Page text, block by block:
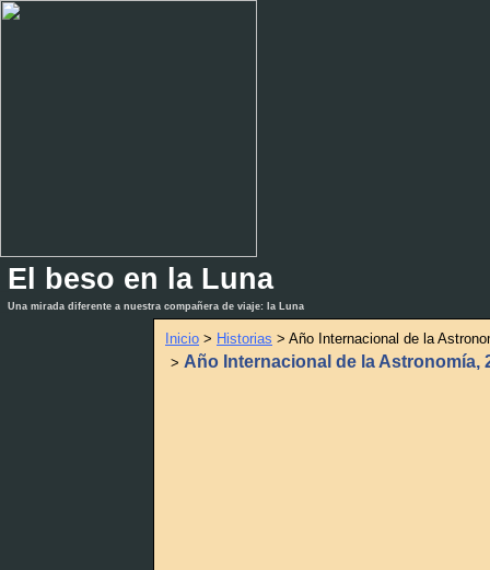
El beso en la Luna
Una mirada diferente a nuestra compañera de viaje: la Luna
Inicio > Historias > Año Internacional de la
> Año Internacional de la Astronomía,